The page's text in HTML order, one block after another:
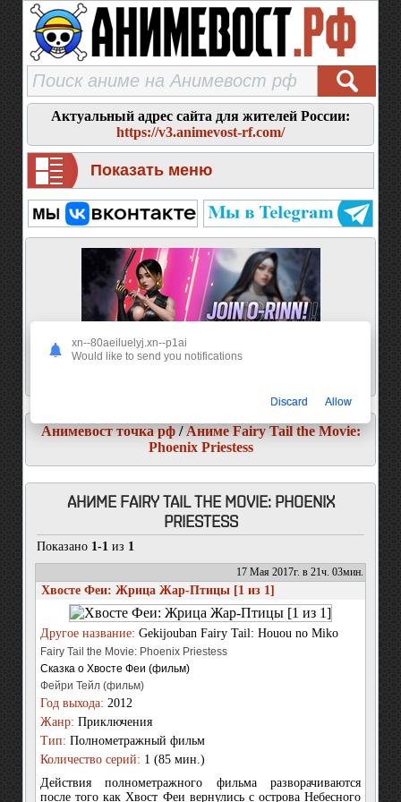
Актуальный адрес сайта для жителей России:
https://v3.animevost-rf.com/
Показать меню
Анимевост точка рф/ Аниме Fairy Tail the Movie:
Phoenix Priestess
АНИМЕ FAIRY TAIL THE MOVIE: PHOENIX
PRIESTESS
Показано 1-1 из 1
17 Мая 2017г. в 21ч. 03мин.
Хвосте Феи: Жрица Жар-Птицы [1 из 1]
Другое название: Gekijouban Fairy Tail: Houou no Miko
Fairy Tail the Movie: Phoenix Priestess
Сказка о Хвосте Феи (фильм)
Фейри Тейл (фильм)
Год выхода: 2012
Жанр: Приключения
Тип: Полнометражный фильм
Количество серий: 1 (85 мин.)
Действия полнометражного фильма разворачиваются
после того как Хвост Феи вернулись с острова Небесного
xn--80aeiluelyj.xn--p1ai
Would like to send you notifications
Discard Allow